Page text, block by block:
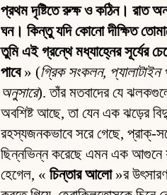
প্রথম দৃষ্টিতে রুক্ষ ও কঠিন। রাত
ঘন। কিন্তু যদি কোনো দীক্ষিত
তুমি এই গ্রন্থে মধ্যাহ্নের সূর্যের
পাবে» (গ্রিক সংকলন, প্যালাটাইন
অনুসারে). তাঁর মতবাদের যে
অবশিষ্ট আছে, তা যেন এক ঝড়ের
রহস্যজনকভাবে সরে গেছে, প্রাক্-
ছিন্নভিন্ন করেছে এমন এক আগুনে
হেগেল, «চিন্তার আলো»র উৎসারণ